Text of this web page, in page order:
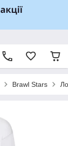
Brawl Stars